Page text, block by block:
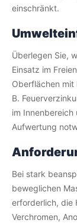
einschränkt.
Überlegen Sie,
Einsatz im
Oberflächen mit
B.
im Innenbereich
Aufwertung
Bei stark
beweglichen
erforderlich, die
Verchromen,